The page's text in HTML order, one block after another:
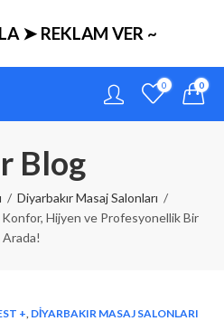
➤ REKLAM VER ~
0 0
Blog
Diyarbakır Masaj Salonları
Hijyen ve Profesyonellik Bir
Arada!
+, DIYARBAKIR MASAJ SALONLARI